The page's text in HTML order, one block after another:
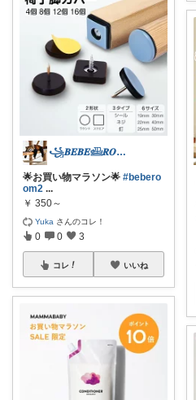
꧁𝑩𝑬𝑩𝑬𓊝𝑹𝑶𝑶𝑴꧂
🌟お買い物マラソン🌟 #bebero
om2 ...
￥ 350～
Yuka さんのコレ！
0 0 3
コレ いいね